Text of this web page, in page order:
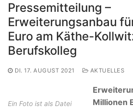
Pressemitteilung –
Erweiterungsanbau
Euro am Käthe-
Berufskolleg
DI. 17. AUGUST 2021 AKTUELLES
Ein Foto ist als Datei
Millionen